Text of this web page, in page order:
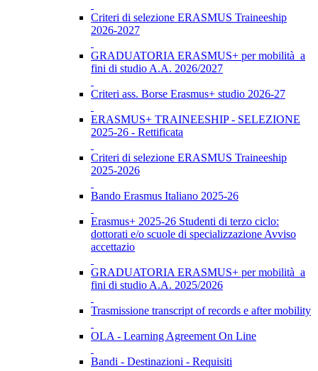
Criteri di selezione ERASMUS Traineeship
2026-2027
GRADUATORIA ERASMUS+ per mobilità a
fini di studio A.A. 2026/2027
Criteri ass. Borse Erasmus+ studio 2026-27
ERASMUS+ TRAINEESHIP - SELEZIONE
2025-26 - Rettificata
Criteri di selezione ERASMUS Traineeship
2025-2026
Bando Erasmus Italiano 2025-26
Erasmus+ 2025-26 Studenti di terzo ciclo:
dottorati e/o scuole di specializzazione Avviso
accettazio
GRADUATORIA ERASMUS+ per mobilità a
fini di studio A.A. 2025/2026
Trasmissione transcript of records e after mobility
OLA - Learning Agreement On Line
Bandi - Destinazioni - Requisiti